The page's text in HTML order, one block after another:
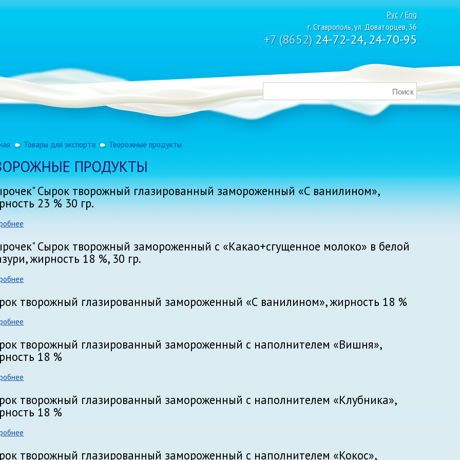
Рус /Eng
г. Ставрополь, ул. Доваторцев, 36
+7 (8652) 24-72-24, 24-70-95
Товары для экспорта Творожные продукты
ПРОДУКТЫ
Сырок творожный глазированный замороженный «С ванилином»,
23 % 30 гр.
Сырок творожный замороженный с «Какао+сгущенное молоко» в белой
жирность 18 %, 30 гр.
творожный глазированный замороженный «С ванилином», жирность 18 %
творожный глазированный замороженный с наполнителем «Вишня»,
18 %
творожный глазированный замороженный с наполнителем «Клубника»,
18 %
творожный глазированный замороженный с наполнителем «Кокос»,